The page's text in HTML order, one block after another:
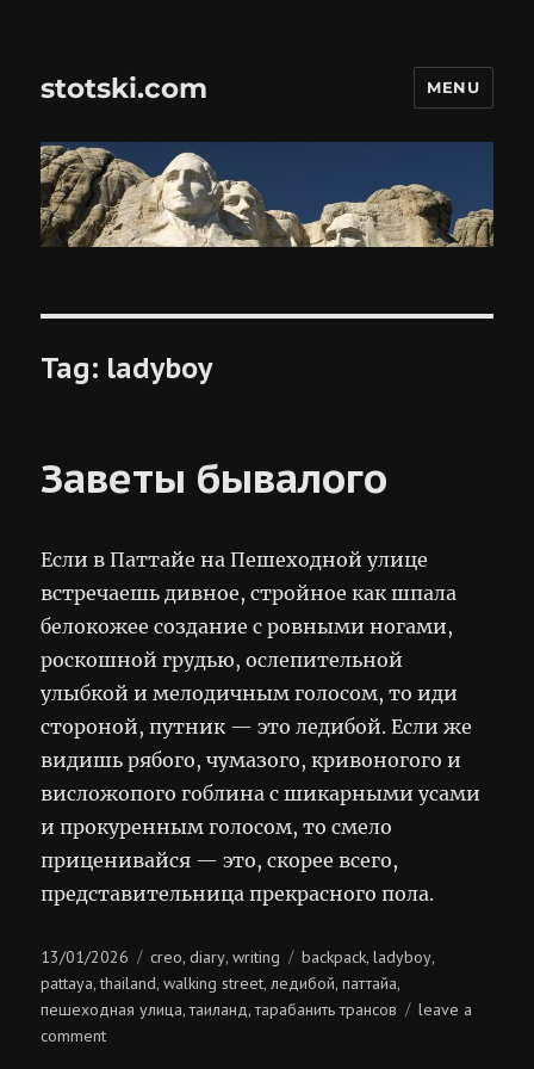
stotski.com MENU
Tag: ladyboy
Заветы бывалого
Если в Паттайе на Пешеходной улице
встречаешь дивное, стройное как шпала
белокожее создание с ровными ногами,
роскошной грудью, ослепительной
улыбкой и мелодичным голосом, то иди
стороной, путник — это ледибой. Если же
видишь рябого, чумазого, кривоногого и
висложопого гоблина с шикарными усами
и прокуренным голосом, то смело
приценивайся — это, скорее всего,
представительница прекрасного пола.
Posted
on
13/01/2026 Categories
creo,diary,writing Tags
backpack,ladyboy,
pattaya,thailand,walking street, ледибой,паттайа,
пешеходная улица,таиланд,тарабанить трансов
leave a
commenton